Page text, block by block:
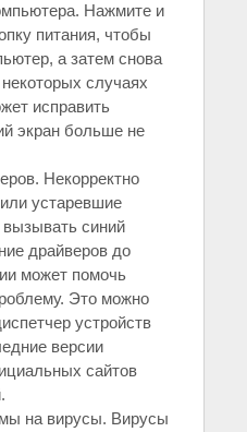
Нажмите и
питания, чтобы
а затем снова
случаях
исправить
экран больше не
Некорректно
устаревшие
синий
драйверов до
может помочь
Это можно
устройств
версии
сайтов
на вирусы. Вирусы